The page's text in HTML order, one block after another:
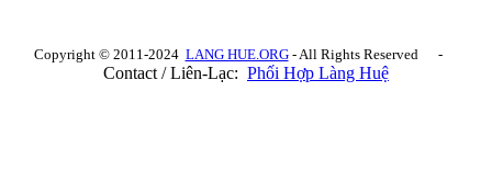
Copyright © 2011-2024 LANG HUE.ORG- All Rights Reserved -
Contact / Liên-Lạc: Phối Hợp Làng Huệ